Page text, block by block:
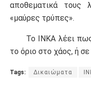
αποθεματικά τους
«μαύρες τρύπες».
Το ΙΝΚΑ λέει πως
το όριο στο χάος, ή σε
Tags: Δικαιώματα